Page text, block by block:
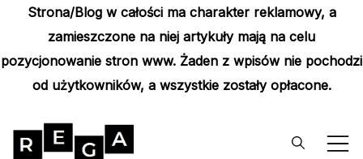
Strona/Blog w całości ma charakter reklamowy, a
zamieszczone na niej artykuły mają na celu
pozycjonowanie stron www. Żaden z wpisów nie pochodzi
od użytkowników, a wszystkie zostały opłacone.